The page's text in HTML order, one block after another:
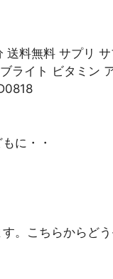
料無料 サプリ
ライト ビタミン
に・・
。こちらからど